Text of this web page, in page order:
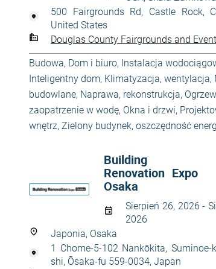
500 Fairgrounds Rd, Castle Rock,
United States
Douglas County Fairgrounds and
Budowa, Dom i biuro, Instalacja
Inteligentny dom, Klimatyzacja, wentylacja,
budowlane, Naprawa, rekonstrukcja,
zaopatrzenie w wodę, Okna i drzwi,
wnętrz, Zielony budynek, oszczędność
Building
Renovation Expo
Osaka
Sierpień 26, 2026 -
2026
Japonia, Osaka
1 Chome-5-102 Nankōkita, Suminoe-
shi, Ōsaka-fu 559-0034, Japan